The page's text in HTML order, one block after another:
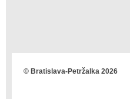
© Bratislava-Petržalka 2026